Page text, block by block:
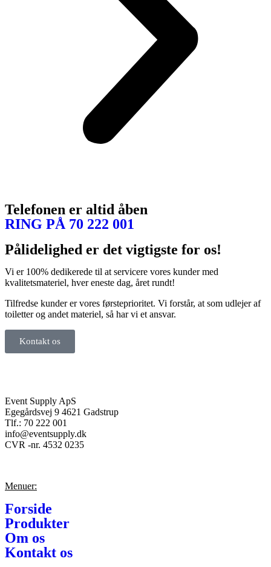
Telefonen er altid åben
RING PÅ 70 222 001
Pålidelighed er det vigtigste for os!
Vi er 100% dedikerede til at servicere vores kunder med
kvalitetsmateriel, hver eneste dag, året rundt!
Tilfredse kunder er vores førsteprioritet. Vi forstår, at som udlejer af
toiletter og andet materiel, så har vi et ansvar.
Kontakt os
Event Supply ApS
Egegårdsvej 9 4621 Gadstrup
Tlf.: 70 222 001
info@eventsupply.dk
CVR -nr. 4532 0235
Menuer:
Forside
Produkter
Om os
Kontakt os